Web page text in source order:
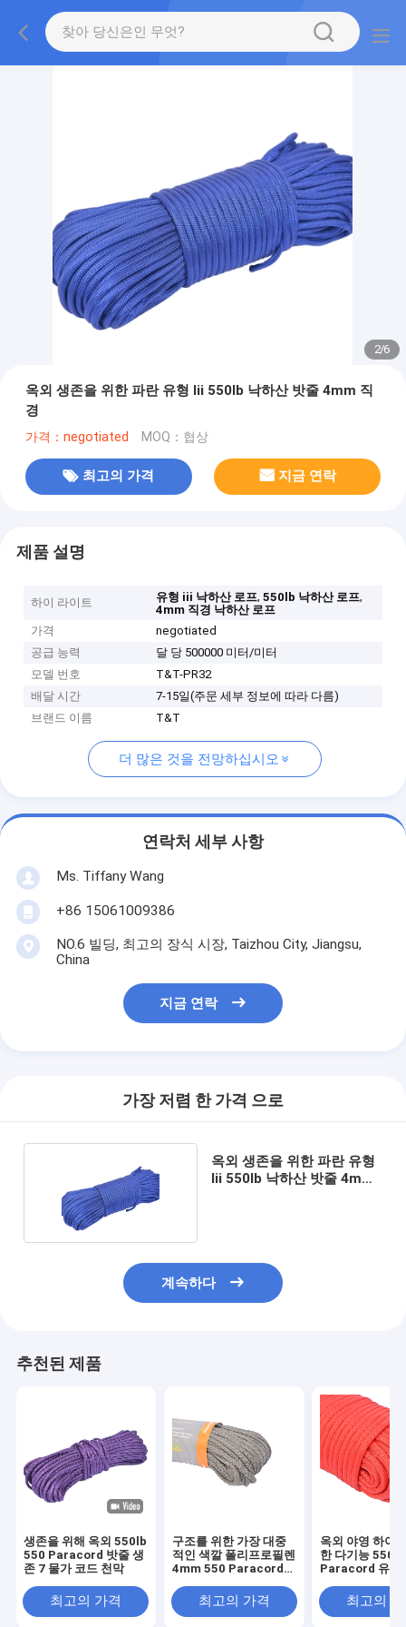
2/6
옥외 생존을 위한 파란 유형 Iii 550lb 낙하산 밧줄 4mm 직
경
가격：negotiated MOQ：협상
최고의 가격 지금 연락
제품 설명
하이 라이트 유형 iii 낙하산 로프,550lb 낙하산 로프,
4mm 직경 낙하산 로프
가격
negotiated
공급 능력
달 당 500000 미터/미터
모델 번호
T&T-PR32
배달 시간
7-15일(주문 세부 정보에 따라 다름)
브랜드 이름
T&T
더 많은 것을 전망하십시오
연락처 세부 사항
Ms. Tiffany Wang
+86 15061009386
NO.6 빌딩, 최고의 장식 시장, Taizhou City, Jiangsu,
China
지금 연락
가장 저렴 한 가격 으로
옥외 생존을 위한 파란 유형
Iii 550lb 낙하산 밧줄 4mm
계속하다
추천된 제품
생존을 위해 옥외 550lb
550 Paracord 밧줄 생
존 7 물가 코드 천막
최고의 가격
구조를 위한 가장 대중
적인 색깔 폴리프로필렌
4mm 550 Paracord
최고의 가격
옥외 야영 하이
한 다기능 550lb
Paracord 유형
최고의